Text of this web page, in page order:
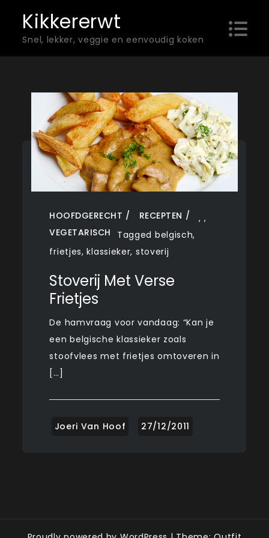
content
Kikkererwt
Snel, lekker, veggie en eenvoudig koken
HOOFDGERECHT ,
RECEPTEN
,
VEGETARISCH
Tagged belgisch,
frietjes,klassieker, stoverij
Stoverij Met Verse
Frietjes
De hamvraag voor vandaag: “Kan je
een belgische klassieker zoals
stoofvlees met frietjes omtoveren in
[…]